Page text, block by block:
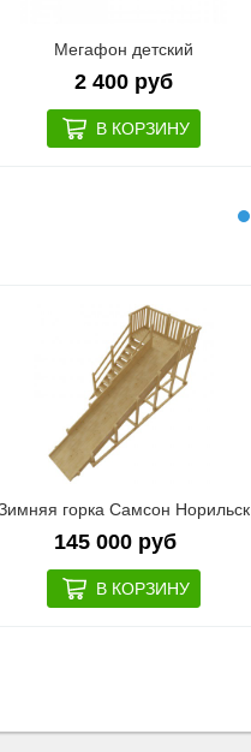
Мегафон детский
2 400 руб
горка Самсон Норильск
145 000 руб